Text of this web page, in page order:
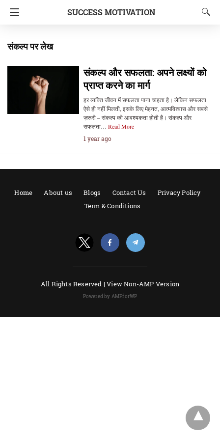
SUCCESS MOTIVATION
संकल्प पर लेख
संकल्प और सफलता: अपने लक्ष्यों को
प्राप्त करने का मार्ग
हर व्यक्ति जीवन में सफलता पाना चाहता है। लेकिन सफलता
ऐसे ही नहीं मिलती, इसके लिए मेहनत, आत्मविश्वास और सबसे
ज़रूरी – संकल्प की आवश्यकता होती है। संकल्प और
सफलता… Read More
1 year ago
Home About us Blogs Contact Us
Privacy Policy
Term & Conditions
All Rights Reserved |View Non-AMP Version
Powered by AMPforWP